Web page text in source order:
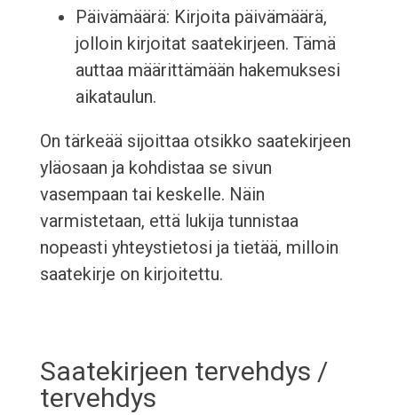
Päivämäärä: Kirjoita päivämäärä,
jolloin kirjoitat saatekirjeen. Tämä
auttaa määrittämään hakemuksesi
aikataulun.
On tärkeää sijoittaa otsikko saatekirjeen
yläosaan ja kohdistaa se sivun
vasempaan tai keskelle. Näin
varmistetaan, että lukija tunnistaa
nopeasti yhteystietosi ja tietää, milloin
saatekirje on kirjoitettu.
Saatekirjeen tervehdys /
tervehdys